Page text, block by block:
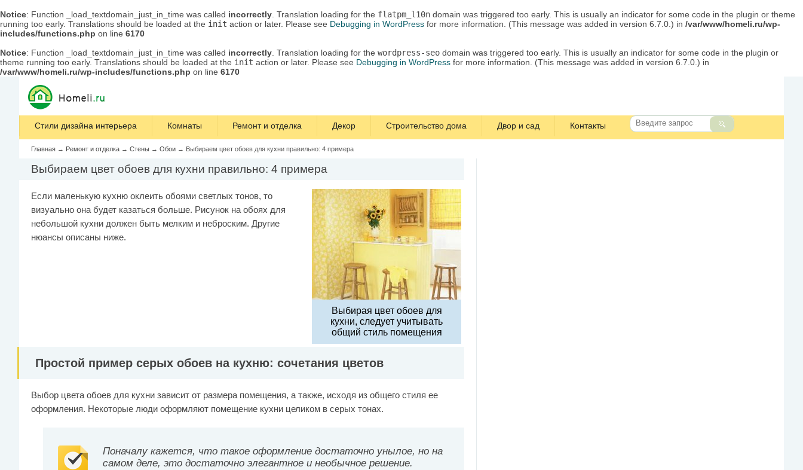
Notice: Function _load_textdomain_just_in_time was called incorrectly . Translation loading for the flatpm_l10n domain was triggered too early. This is usually an indicator for some code in the plugin or theme
running too early. Translations should be loaded at the init action or later. Please see Debugging in WordPress for more information. (This message was added in version 6.7.0.) in /var/www/homeli.ru/wp-
includes/functions.php on line 6170
Notice: Function _load_textdomain_just_in_time was called incorrectly . Translation loading for the wordpress-seo domain was triggered too early. This is usually an indicator for some code in the plugin or
theme running too early. Translations should be loaded at the init action or later. Please see Debugging in WordPress for more information. (This message was added in version 6.7.0.) in
/var/www/homeli.ru/wp-includes/functions.php on line 6170
Стили дизайна интерьера Комнаты Ремонт и отделка Декор Строительство дома Двор и сад Контакты
Главная → Ремонт и отделка → Стены → Обои → Выбираем цвет обоев для кухни правильно: 4 примера
Выбираем цвет обоев для кухни правильно: 4 примера
Выбирая цвет обоев для
кухни, следует учитывать
общий стиль помещения
Если маленькую кухню оклеить обоями светлых тонов, то
визуально она будет казаться больше. Рисунок на обоях для
небольшой кухни должен быть мелким и неброским. Другие
нюансы описаны ниже.
Простой пример серых обоев на кухню: сочетания цветов
Выбор цвета обоев для кухни зависит от размера помещения, а также, исходя из общего стиля ее
оформления. Некоторые люди оформляют помещение кухни целиком в серых тонах.
Поначалу кажется, что такое оформление достаточно унылое, но на
самом деле, это достаточно элегантное и необычное решение.